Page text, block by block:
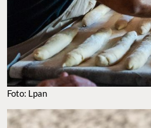
Foto: Lpan